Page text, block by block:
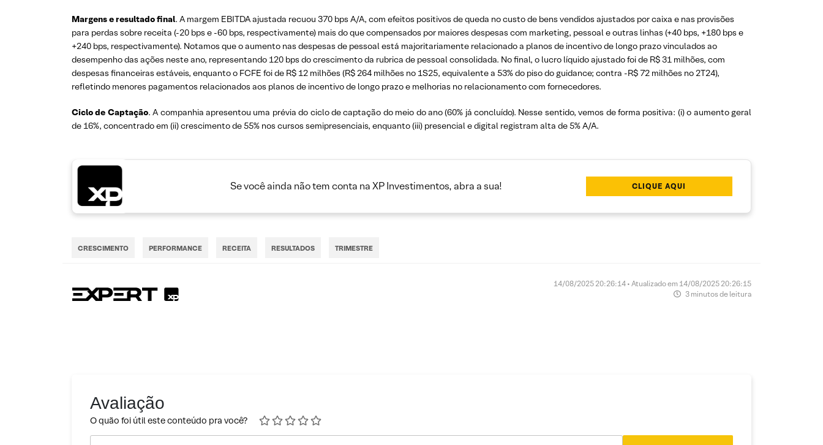
Margens e resultado final. A margem EBITDA ajustada recuou 370 bps A/A, com efeitos positivos de queda no custo de bens vendidos ajustados por caixa e nas provisões
para perdas sobre receita (-20 bps e -60 bps, respectivamente) mais do que compensados por maiores despesas com marketing, pessoal e outras linhas (+40 bps, +180 bps e
+240 bps, respectivamente). Notamos que o aumento nas despesas de pessoal está majoritariamente relacionado a planos de incentivo de longo prazo vinculados ao
desempenho das ações neste ano, representando 120 bps do crescimento da rubrica de pessoal consolidada. No final, o lucro líquido ajustado foi de R$ 31 milhões, com
despesas financeiras estáveis, enquanto o FCFE foi de R$ 12 milhões (R$ 264 milhões no 1S25, equivalente a 53% do piso do guidance; contra -R$ 72 milhões no 2T24),
refletindo menores pagamentos relacionados aos planos de incentivo de longo prazo e melhorias no relacionamento com fornecedores.
Ciclo de Captação. A companhia apresentou uma prévia do ciclo de captação do meio do ano (60% já concluído). Nesse sentido, vemos de forma positiva: (i) o aumento geral
de 16%, concentrado em (ii) crescimento de 55% nos cursos semipresenciais, enquanto (iii) presencial e digital registram alta de 5% A/A.
Se você ainda não tem conta na XP Investimentos, abra a sua! CLIQUE AQUI
CRESCIMENTO PERFORMANCE RECEITA RESULTADOS TRIMESTRE
14/08/2025 20:26:14 • Atualizado em 14/08/2025 20:26:15
3 minutos de leitura
Avaliação
O quão foi útil este conteúdo pra você?